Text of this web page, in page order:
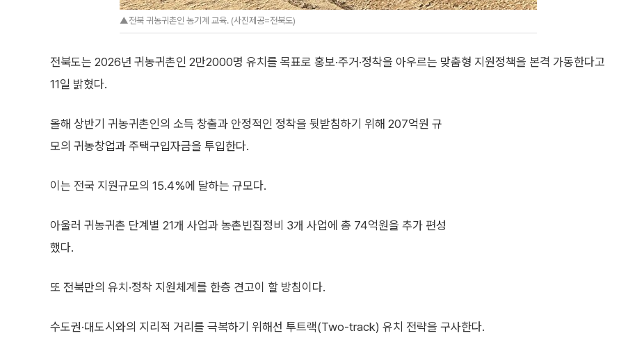
▲전북 귀농귀촌인 농기계 교육. (사진제공=전북도)
전북도는 2026년 귀농귀촌인 2만2000명 유치를 목표로 홍보·주거·정착을 아우르는 맞춤형 지원정책을 본격 가동한다고
11일 밝혔다.
올해 상반기 귀농귀촌인의 소득 창출과 안정적인 정착을 뒷받침하기 위해 207억원 규
모의 귀농창업과 주택구입자금을 투입한다.
이는 전국 지원규모의 15.4%에 달하는 규모다.
아울러 귀농귀촌 단계별 21개 사업과 농촌빈집정비 3개 사업에 총 74억원을 추가 편성
했다.
또 전북만의 유치·정착 지원체계를 한층 견고이 할 방침이다.
수도권·대도시와의 지리적 거리를 극복하기 위해선 투트랙(Two-track) 유치 전략을 구사한다.